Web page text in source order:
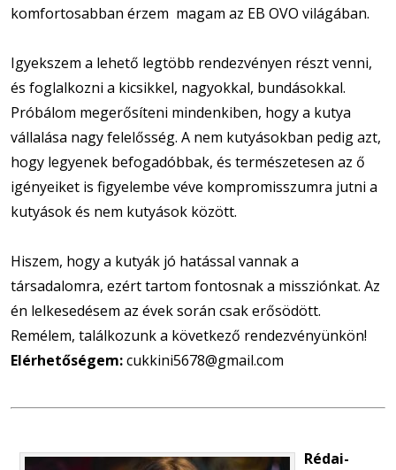
komfortosabban érzem magam az EB OVO világában.
Igyekszem a lehető legtöbb rendezvényen részt venni,
és foglalkozni a kicsikkel, nagyokkal, bundásokkal.
Próbálom megerősíteni mindenkiben, hogy a kutya
vállalása nagy felelősség. A nem kutyásokban pedig azt,
hogy legyenek befogadóbbak, és természetesen az ő
igényeiket is figyelembe véve kompromisszumra jutni a
kutyások és nem kutyások között.
Hiszem, hogy a kutyák jó hatással vannak a
társadalomra, ezért tartom fontosnak a missziónkat. Az
én lelkesedésem az évek során csak erősödött.
Remélem, találkozunk a következő rendezvényünkön!
Elérhetőségem: cukkini5678@gmail.com
Rédai-